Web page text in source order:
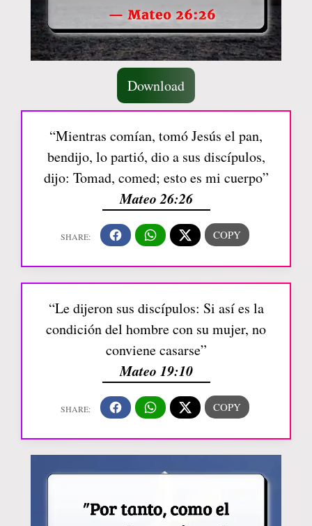
Download
“Mientras comían, tomó Jesús el pan,
bendijo, lo partió, dio a sus discípulos,
dijo: Tomad, comed; esto es mi cuerpo”
Mateo 26:26
“Le dijeron sus discípulos: Si así es la
condición del hombre con su mujer, no
conviene casarse”
Mateo 19:10